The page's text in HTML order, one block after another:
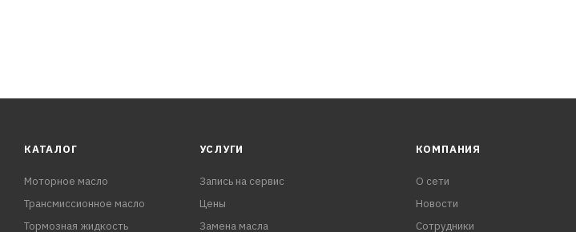
КАТАЛОГ
Моторное масло
Трансмиссионное масло
Тормозная жидкость
УСЛУГИ
Запись на сервис
Цены
Замена масла
КОМПАНИЯ
О сети
Новости
Сотрудники